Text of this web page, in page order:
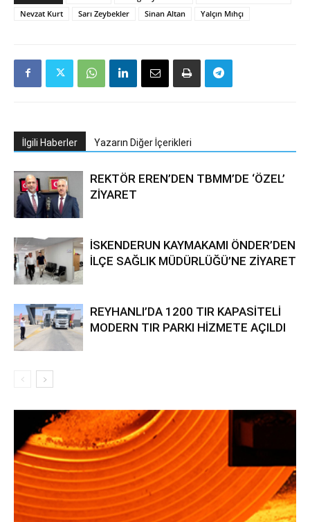
Nevzat Kurt
Sarı Zeybekler Sinan Altan Yalçın Mıhçı
İlgili Haberler Yazarın Diğer İçerikleri
REKTÖR EREN’DEN TBMM’DE ‘ÖZEL’
ZİYARET
İSKENDERUN KAYMAKAMI ÖNDER’DEN
İLÇE SAĞLIK MÜDÜRLÜĞÜ’NE ZİYARET
REYHANLI’DA 1200 TIR KAPASİTELİ
MODERN TIR PARKI HİZMETE AÇILDI